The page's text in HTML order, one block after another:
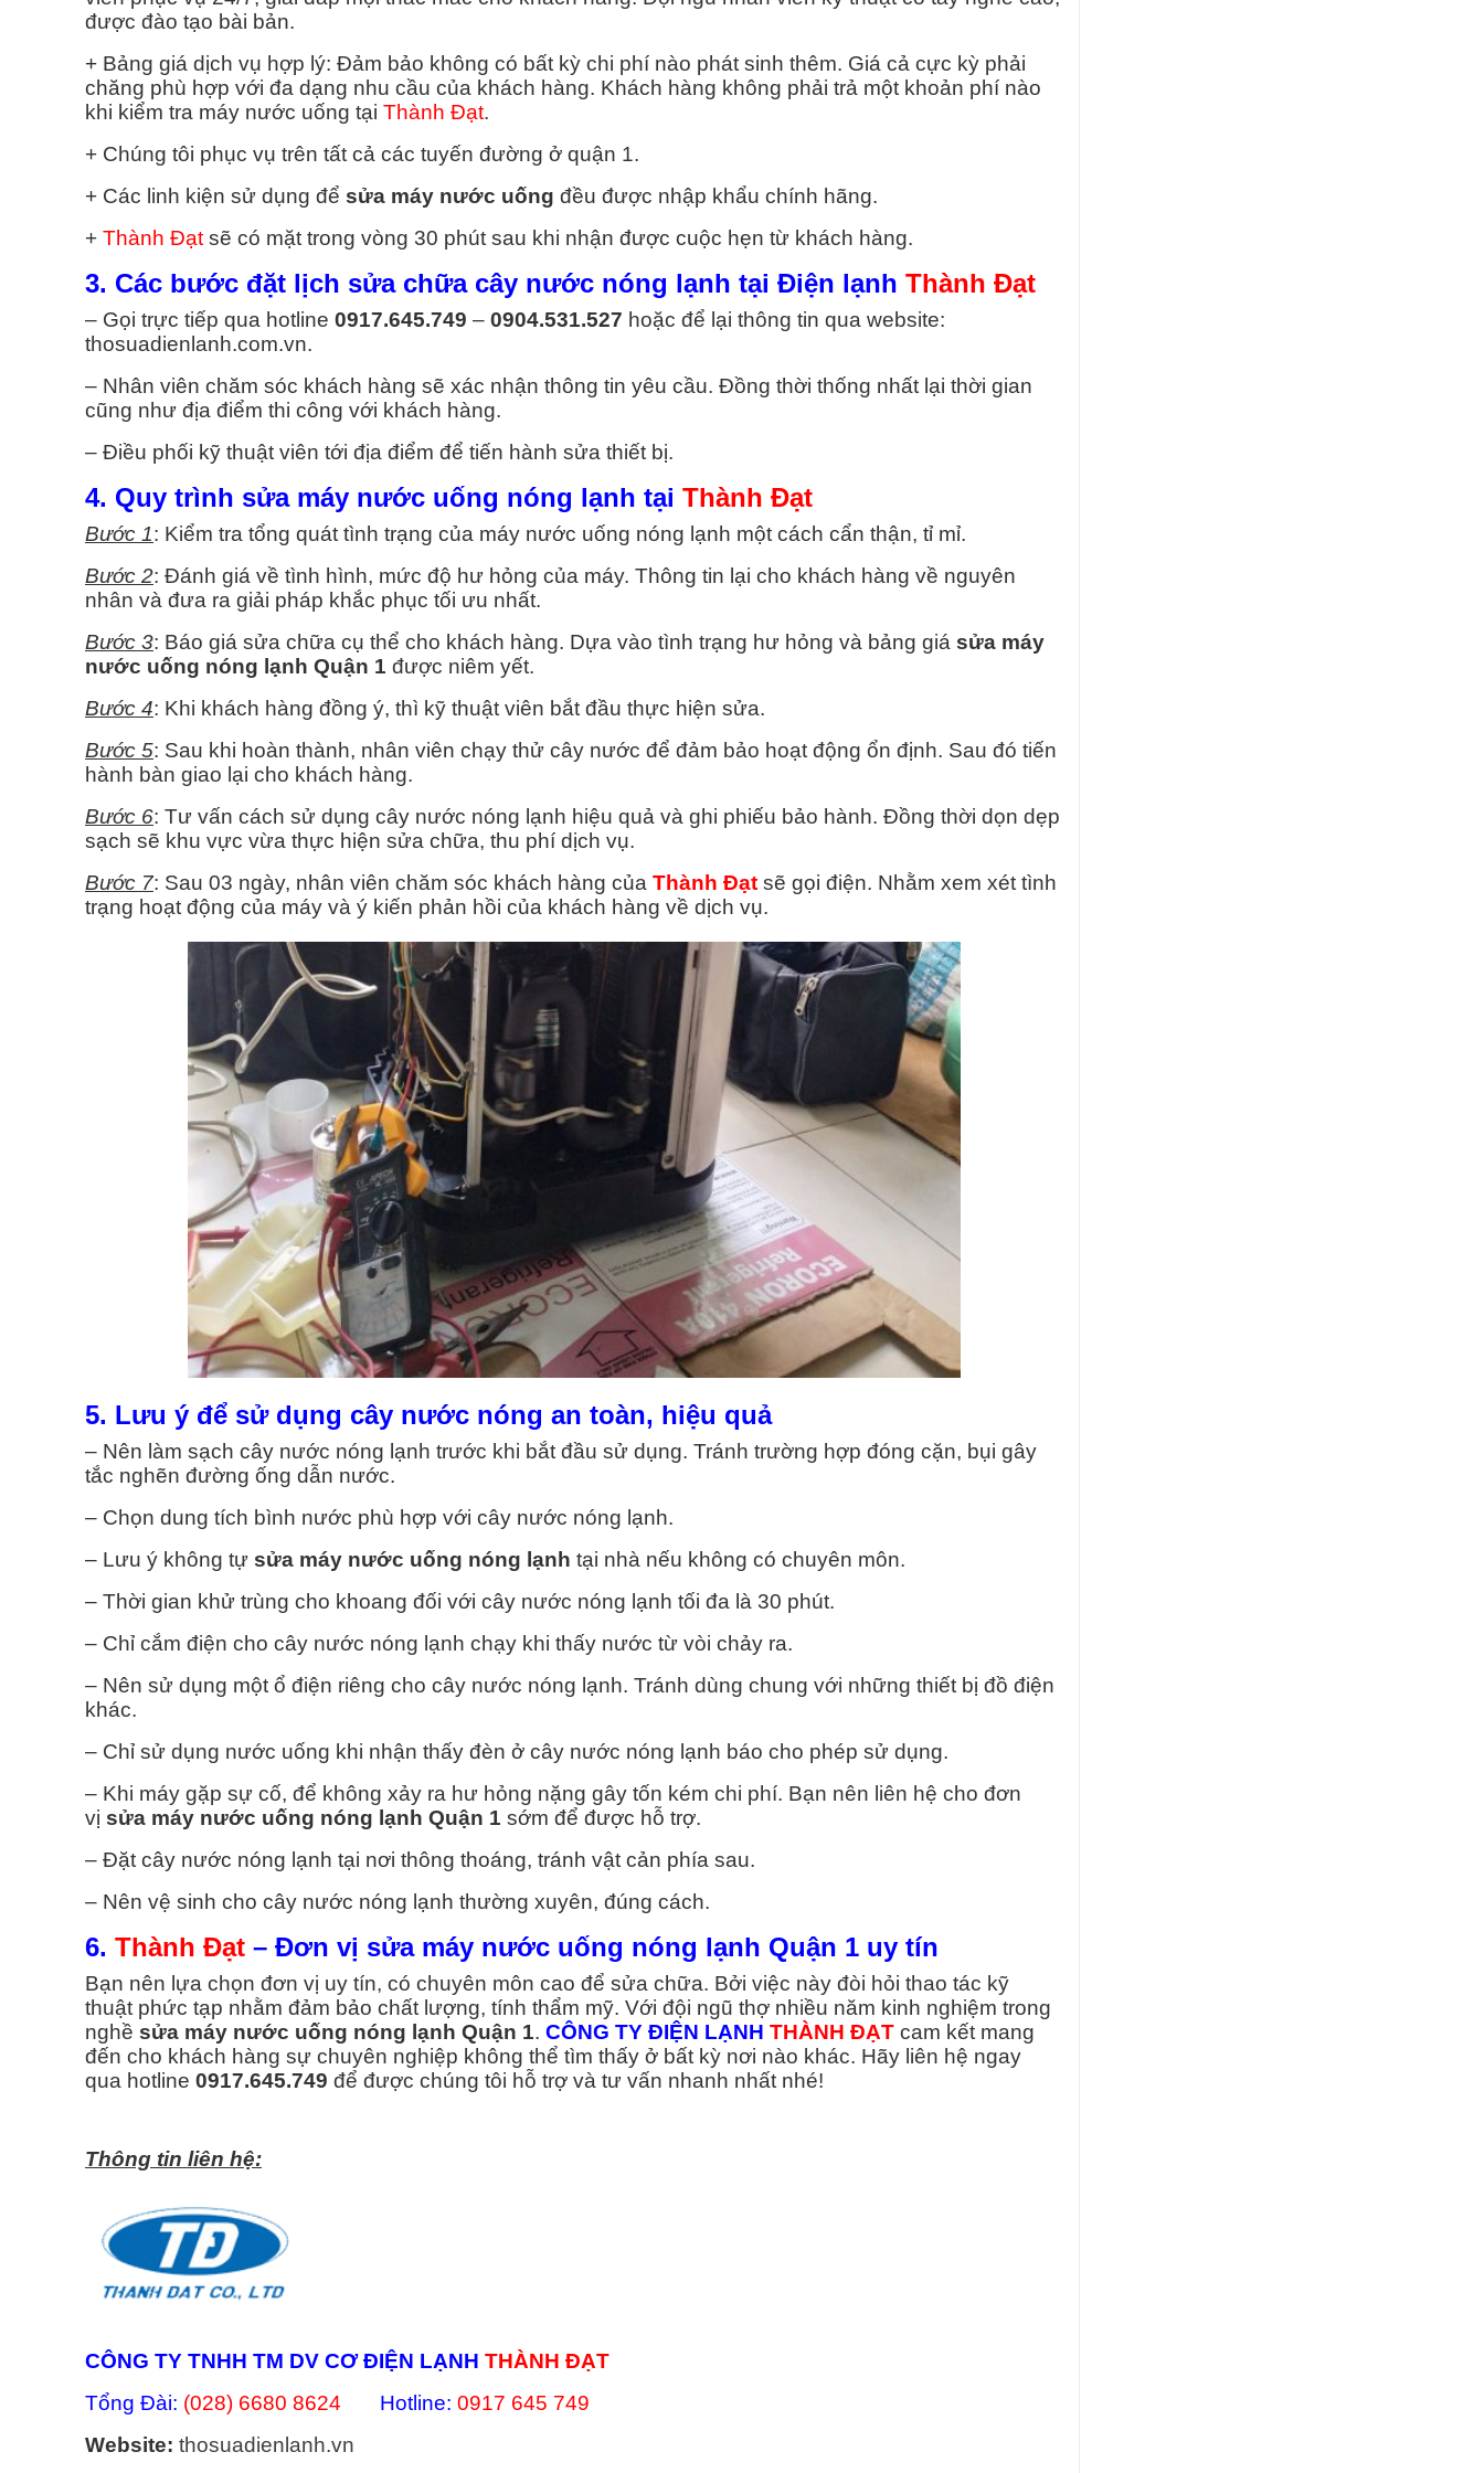
được đào tạo bài bản.
+ Bảng giá dịch vụ hợp lý: Đảm bảo không có bất kỳ chi phí nào phát sinh thêm. Giá cả cực kỳ phải
chăng phù hợp với đa dạng nhu cầu của khách hàng. Khách hàng không phải trả một khoản phí nào
khi kiểm tra máy nước uống tại Thành Đạt.
+ Chúng tôi phục vụ trên tất cả các tuyến đường ở quận 1.
+ Các linh kiện sử dụng để sửa máy nước uống đều được nhập khẩu chính hãng.
+ Thành Đạtsẽ có mặt trong vòng 30 phút sau khi nhận được cuộc hẹn từ khách hàng.
3. Các bước đặt lịch sửa chữa cây nước nóng lạnh tại Điện lạnh Thành Đạt
– Gọi trực tiếp qua hotline 0917.645.749 – 0904.531.527 hoặc để lại thông tin qua website:
thosuadienlanh.com.vn.
– Nhân viên chăm sóc khách hàng sẽ xác nhận thông tin yêu cầu. Đồng thời thống nhất lại thời gian
cũng như địa điểm thi công với khách hàng.
– Điều phối kỹ thuật viên tới địa điểm để tiến hành sửa thiết bị.
4. Quy trình sửa máy nước uống nóng lạnh tại Thành Đạt
Bước 1: Kiểm tra tổng quát tình trạng của máy nước uống nóng lạnh một cách cẩn thận, tỉ mỉ.
Bước 2: Đánh giá về tình hình, mức độ hư hỏng của máy. Thông tin lại cho khách hàng về nguyên
nhân và đưa ra giải pháp khắc phục tối ưu nhất.
Bước 3: Báo giá sửa chữa cụ thể cho khách hàng. Dựa vào tình trạng hư hỏng và bảng giá sửa máy
nước uống nóng lạnh Quận 1 được niêm yết.
Bước 4: Khi khách hàng đồng ý, thì kỹ thuật viên bắt đầu thực hiện sửa.
Bước 5: Sau khi hoàn thành, nhân viên chạy thử cây nước để đảm bảo hoạt động ổn định. Sau đó tiến
hành bàn giao lại cho khách hàng.
Bước 6: Tư vấn cách sử dụng cây nước nóng lạnh hiệu quả và ghi phiếu bảo hành. Đồng thời dọn dẹp
sạch sẽ khu vực vừa thực hiện sửa chữa, thu phí dịch vụ.
Bước 7: Sau 03 ngày, nhân viên chăm sóc khách hàng của Thành Đạt sẽ gọi điện. Nhằm xem xét tình
trạng hoạt động của máy và ý kiến phản hồi của khách hàng về dịch vụ.
5. Lưu ý để sử dụng cây nước nóng an toàn, hiệu quả
– Nên làm sạch cây nước nóng lạnh trước khi bắt đầu sử dụng. Tránh trường hợp đóng cặn, bụi gây
tắc nghẽn đường ống dẫn nước.
– Chọn dung tích bình nước phù hợp với cây nước nóng lạnh.
– Lưu ý không tự sửa máy nước uống nóng lạnh tại nhà nếu không có chuyên môn.
– Thời gian khử trùng cho khoang đối với cây nước nóng lạnh tối đa là 30 phút.
– Chỉ cắm điện cho cây nước nóng lạnh chạy khi thấy nước từ vòi chảy ra.
– Nên sử dụng một ổ điện riêng cho cây nước nóng lạnh. Tránh dùng chung với những thiết bị đồ điện
khác.
– Chỉ sử dụng nước uống khi nhận thấy đèn ở cây nước nóng lạnh báo cho phép sử dụng.
– Khi máy gặp sự cố, để không xảy ra hư hỏng nặng gây tốn kém chi phí. Bạn nên liên hệ cho đơn
vị sửa máy nước uống nóng lạnh Quận 1 sớm để được hỗ trợ.
– Đặt cây nước nóng lạnh tại nơi thông thoáng, tránh vật cản phía sau.
– Nên vệ sinh cho cây nước nóng lạnh thường xuyên, đúng cách.
6. Thành Đạt – Đơn vị sửa máy nước uống nóng lạnh Quận 1 uy tín
Bạn nên lựa chọn đơn vị uy tín, có chuyên môn cao để sửa chữa. Bởi việc này đòi hỏi thao tác kỹ
thuật phức tạp nhằm đảm bảo chất lượng, tính thẩm mỹ. Với đội ngũ thợ nhiều năm kinh nghiệm trong
nghề sửa máy nước uống nóng lạnh Quận 1. CÔNG TY ĐIỆN LẠNH THÀNH ĐẠT cam kết mang
đến cho khách hàng sự chuyên nghiệp không thể tìm thấy ở bất kỳ nơi nào khác. Hãy liên hệ ngay
qua hotline 0917.645.749 để được chúng tôi hỗ trợ và tư vấn nhanh nhất nhé!
Thông tin liên hệ:
CÔNG TY TNHH TM DV CƠ ĐIỆN LẠNH THÀNH ĐẠT
Tổng Đài: (028) 6680 8624 Hotline: 0917 645 749
Website: thosuadienlanh.vn